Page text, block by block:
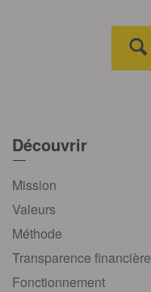
Découvrir
Mission
Valeurs
Méthode
Transparence financière
Fonctionnement